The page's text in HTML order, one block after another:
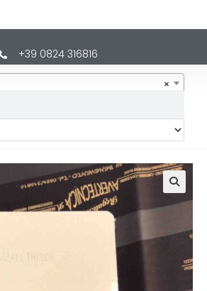
+39 0824 316816
×